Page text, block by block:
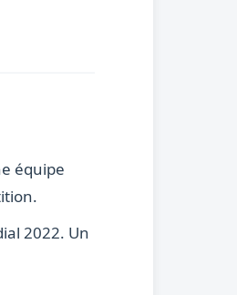
équipe
2022. Un